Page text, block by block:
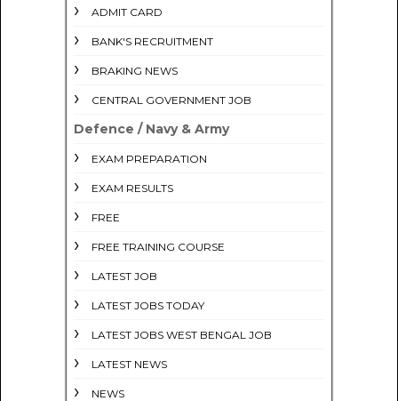
ADMIT CARD
BANK'S RECRUITMENT
BRAKING NEWS
CENTRAL GOVERNMENT JOB
Defence / Navy & Army
EXAM PREPARATION
EXAM RESULTS
FREE
FREE TRAINING COURSE
LATEST JOB
LATEST JOBS TODAY
LATEST JOBS WEST BENGAL JOB
LATEST NEWS
NEWS